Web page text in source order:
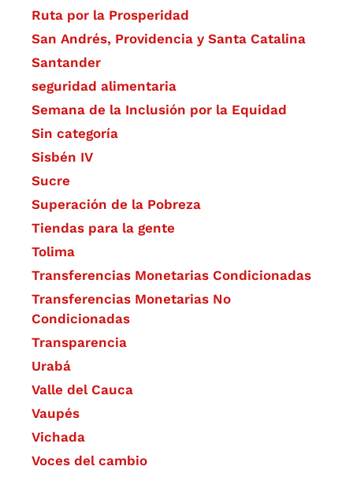
Ruta por la Prosperidad
San Andrés, Providencia y Santa Catalina
Santander
seguridad alimentaria
Semana de la Inclusión por la Equidad
Sin categoría
Sisbén IV
Sucre
Superación de la Pobreza
Tiendas para la gente
Tolima
Transferencias Monetarias Condicionadas
Transferencias Monetarias No
Condicionadas
Transparencia
Urabá
Valle del Cauca
Vaupés
Vichada
Voces del cambio